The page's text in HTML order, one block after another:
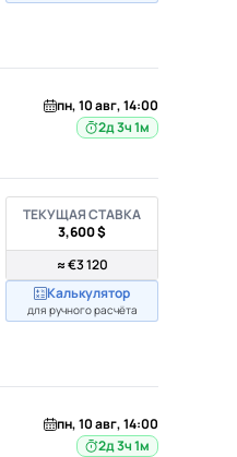
пн, 10 авг, 14:00
2д 3ч 1м
ТЕКУЩАЯ СТАВКА
3,600 $
≈ €3 120
Калькулятор
для ручного расчёта
пн, 10 авг, 14:00
2д 3ч 1м